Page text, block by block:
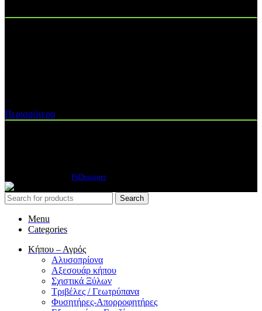
Περισσότερα
PsDesigner.
Search
Menu
Categories
Κήπου – Αγρός
Αλυσοπρίονα
Αξεσουάρ κήπου
Σχιστικά Ξύλων
Τριβέλες / Γεωτρύπανα
Φυσητήρες-Απορροφητήρες